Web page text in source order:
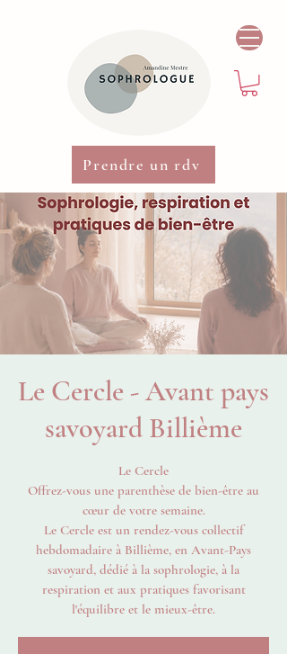
Prendre un rdv
Le Cercle - Avant pays
savoyard Billième
Le Cercle
Offrez-vous une parenthèse de bien-être au
cœur de votre semaine.
Le Cercle est un rendez-vous collectif
hebdomadaire à Billième, en Avant-Pays
savoyard, dédié à la sophrologie, à la
respiration et aux pratiques favorisant
l'équilibre et le mieux-être.